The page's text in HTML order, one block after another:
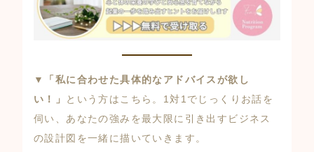
▼
「私に合わせた具体的なアドバイスが欲し
い！」
という方はこちら。1対1でじっくりお話を
伺い、あなたの強みを最大限に引き出すビジネス
の設計図を一緒に描いていきます。